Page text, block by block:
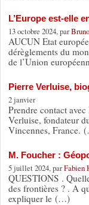
L’Europe est-elle
13 octobre 2024, par
AUCUN Etat
dérèglements du
de l’Union
Pierre Verluise,
2 janvier
Prendre contact
Verluise, fondateur
Vincennes, France.
M. Foucher :
5 juillet 2024, parFabien
QUESTIONS .
des frontières ? . A
expliquer le (…)